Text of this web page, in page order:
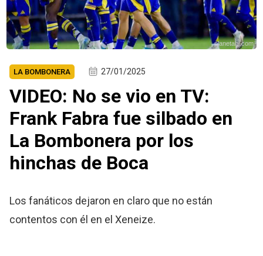
planetabj.com
LA BOMBONERA 27/01/2025
VIDEO: No se vio en TV:
Frank Fabra fue silbado en
La Bombonera por los
hinchas de Boca
Los fanáticos dejaron en claro que no están
contentos con él en el Xeneize.